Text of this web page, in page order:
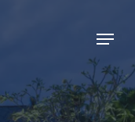
Menu
Close
Menu